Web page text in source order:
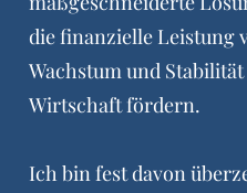
die finanzielle Leistung
Wachstum und
Wirtschaft fördern.
Ich bin fest davon